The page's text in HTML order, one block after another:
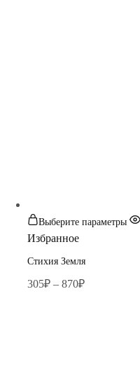
Выберите параметры
Избранное
Стихия Земля
305₽ – 870₽